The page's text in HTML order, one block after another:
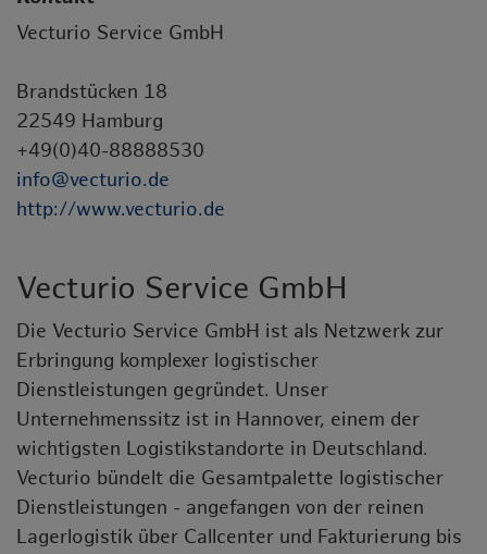
Vecturio Service GmbH
Die Vecturio Service GmbH ist als Netzwerk zur
Erbringung komplexer logistischer
Dienstleistungen gegründet. Unser
Unternehmenssitz ist in Hannover, einem der
wichtigsten Logistikstandorte in Deutschland.
Vecturio bündelt die Gesamtpalette logistischer
Dienstleistungen - angefangen von der reinen
Lagerlogistik über Callcenter und Fakturierung bis
Vecturio Service GmbH
Brandstücken 18
22549 Hamburg
+49(0)40-88888530
info@vecturio.de
http://www.vecturio.de